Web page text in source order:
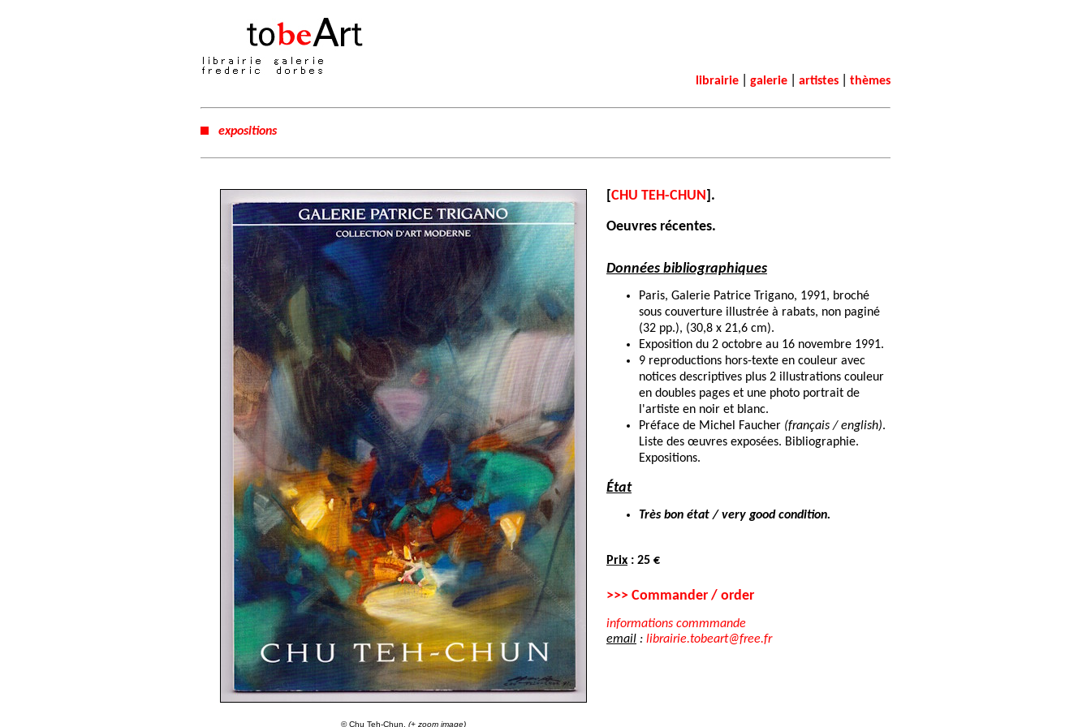
librairie galerie artistes thèmes
expositions
© Chu Teh-Chun. (+ zoom image)
[CHU TEH-CHUN].
Oeuvres récentes.
Données bibliographiques
Paris, Galerie Patrice Trigano, 1991, broché
sous couverture illustrée à rabats, non paginé
(32 pp.), (30,8 x 21,6 cm).
Exposition du 2 octobre au 16 novembre 1991.
9 reproductions hors-texte en couleur avec
notices descriptives plus 2 illustrations couleur
en doubles pages et une photo portrait de
l'artiste en noir et blanc.
Préface de Michel Faucher (français / english).
Liste des œuvres exposées. Bibliographie.
Expositions.
État
Très bon état / very good condition.
Prix : 25 €
>>> Commander / order
informations commmande
email : librairie.tobeart@free.fr